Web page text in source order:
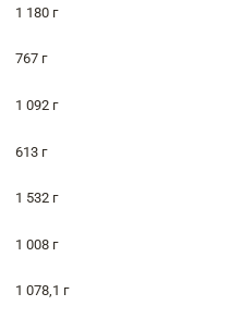
1 180 г
767 г
1 092 г
613 г
1 532 г
1 008 г
1 078,1 г